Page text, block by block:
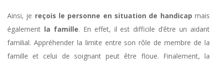
Ainsi, je reçois le personne en situation de handicap mais
également la famille. En effet, il est difficile d’être un aidant
familial. Appréhender la limite entre son rôle de membre de la
famille et celui de soignant peut être floue. Finalement, la